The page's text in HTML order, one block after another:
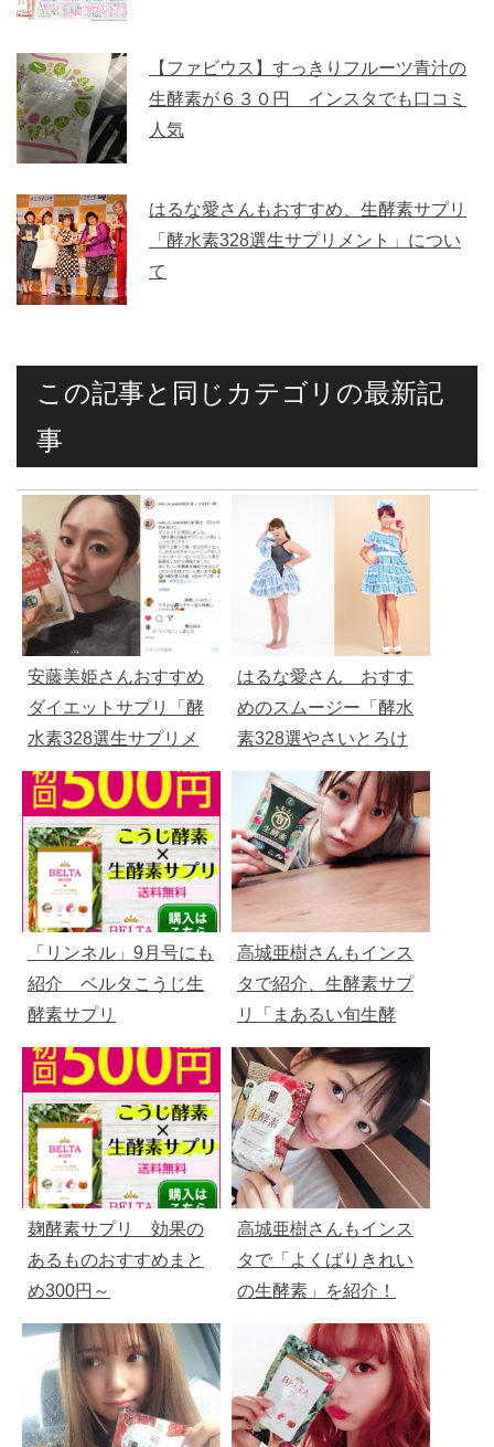
【ファビウス】すっきりフルーツ青汁の
生酵素が６３０円 インスタでも口コミ
人気
はるな愛さんもおすすめ、生酵素サプリ
「酵水素328選生サプリメント」につい
て
この記事と同じカテゴリの最新記
事
安藤美姫さんおすすめ
ダイエットサプリ「酵
水素328選生サプリメ
ント燃」
はるな愛さん おすす
めのスムージー「酵水
素328選やさいとろけ
る温スムージー」（１
４８０円）
「リンネル」9月号にも
紹介 ベルタこうじ生
酵素サプリ
高城亜樹さんもインス
タで紹介、生酵素サプ
リ「まあるい旬生酵
素」初回９０７円、定
期縛りもなし
麹酵素サプリ 効果の
あるものおすすめまと
め300円～
高城亜樹さんもインス
タで「よくばりきれい
の生酵素」を紹介！